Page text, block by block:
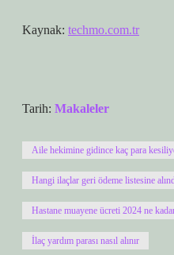
Kaynak: techmo.com.tr
Tarih: Makaleler
Aile hekimine gidince kaç para
Hangi ilaçlar geri ödeme listesine
Hastane muayene ücreti 2024 ne
İlaç yardım parası nasıl alınır